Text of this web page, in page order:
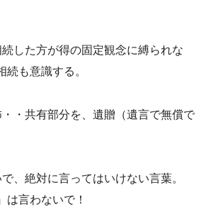
した方が得の固定観念に縛られな
続も意識する。
・共有部分を、遺贈（遺言で無償で
、絶対に言ってはいけない言葉。
は言わないで！